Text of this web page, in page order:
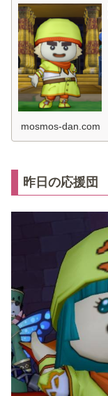
mosmos-dan.com
昨日の応援団